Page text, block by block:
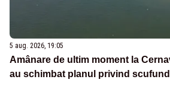
5 aug. 2026, 19:05
Amânare de ultim moment la
au schimbat planul privind